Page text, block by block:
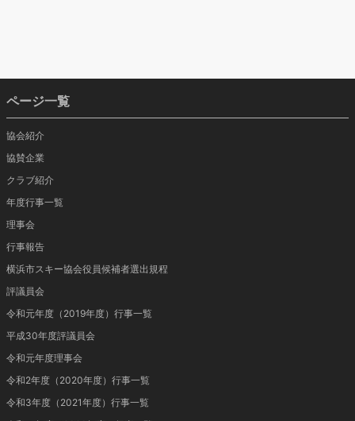
ページ一覧
協会紹介
協賛企業
クラブ紹介
年度行事一覧
理事会
行事報告
横浜市スキー協会役員候補者選出規程
評議員会
令和元年度（2019年度）行事一覧
平成30年度評議員会
令和元年度理事会
令和2年度（2020年度）行事一覧
令和3年度（2021年度）行事一覧